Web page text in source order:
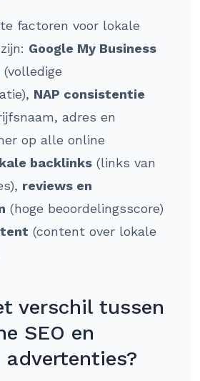
factoren voor lokale
Google My Business
(volledige
NAP consistentie
adres en
op alle online
backlinks (links van
reviews en
(hoge beoordelingsscore)
(content over lokale
verschil tussen
SEO en